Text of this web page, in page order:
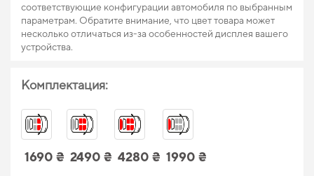
соответствующие конфигурации автомобиля по выбранным
параметрам. Обратите внимание, что цвет товара может
несколько отличаться из-за особенностей дисплея вашего
устройства.
Комплектация:
1690 ₴ 2490 ₴ 4280 ₴ 1990 ₴